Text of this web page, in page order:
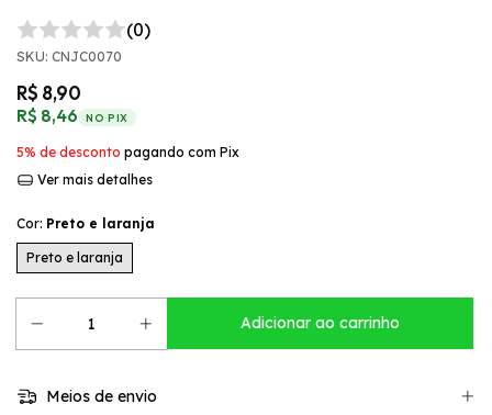
(0)
SKU: CNJC0070
R$ 8,90
R$ 8,46 NO PIX
5% de desconto pagando com Pix
Ver mais detalhes
Cor: Preto e laranja
Preto e laranja
Meios de envio